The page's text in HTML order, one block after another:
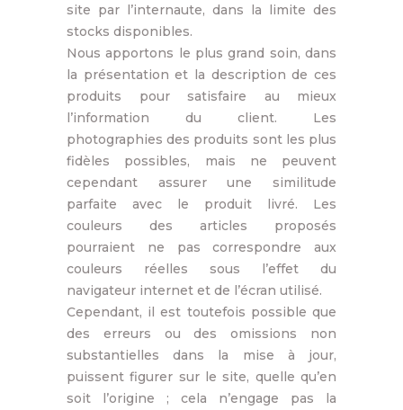
site par l’internaute, dans la limite des
stocks disponibles.
Nous apportons le plus grand soin, dans
la présentation et la description de ces
produits pour satisfaire au mieux
l’information du client. Les
photographies des produits sont les plus
fidèles possibles, mais ne peuvent
cependant assurer une similitude
parfaite avec le produit livré. Les
couleurs des articles proposés
pourraient ne pas correspondre aux
couleurs réelles sous l’effet du
navigateur internet et de l’écran utilisé.
Cependant, il est toutefois possible que
des erreurs ou des omissions non
substantielles dans la mise à jour,
puissent figurer sur le site, quelle qu’en
soit l’origine ; cela n’engage pas la